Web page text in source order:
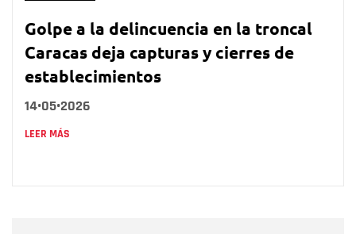
Golpe a la delincuencia en la troncal
Caracas deja capturas y cierres de
establecimientos
14•05•2026
LEER MÁS